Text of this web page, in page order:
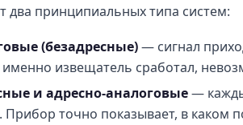
два принципиальных типа систем:
(безадресные)— сигнал
именно извещатель сработал,
и адресно-аналоговые—
Прибор точно показывает, в